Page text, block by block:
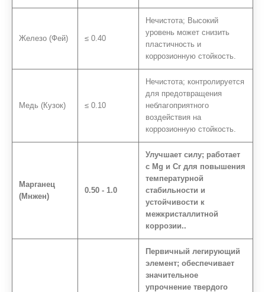
Железо (Фей) ≤ 0.40
Нечистота; Высокий
уровень может снизить
пластичность и
коррозионную стойкость.
Медь (Кузок) ≤ 0.10
Нечистота; контролируется
для предотвращения
неблагоприятного
воздействия на
коррозионную стойкость.
Марганец
(Мнжен)
0.50 - 1.0
Улучшает силу; работает
с Mg и Cr для повышения
температурной
стабильности и
устойчивости к
межкристаллитной
коррозии..
Первичный легирующий
элемент; обеспечивает
значительное
упрочнение твердого